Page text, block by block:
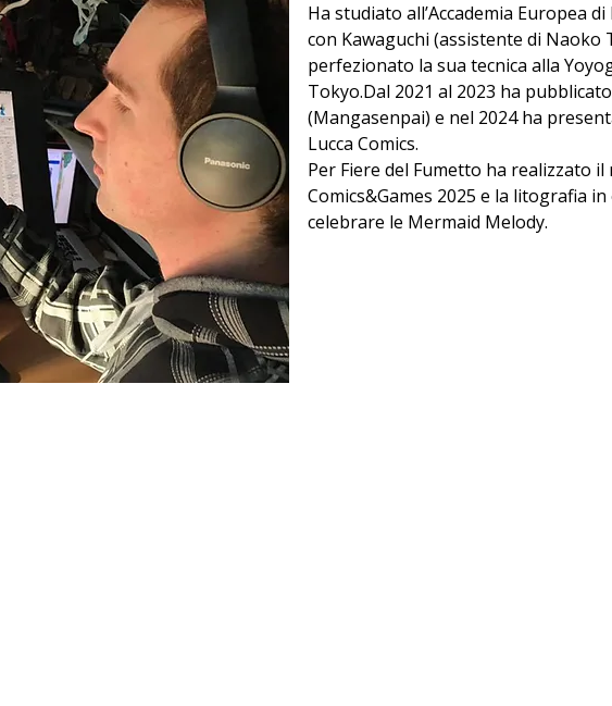
Ha studiato all’Accademia Europea
con Kawaguchi (assistente di
perfezionato la sua tecnica alla
Tokyo.Dal 2021 al 2023 ha
(Mangasenpai) e nel 2024 ha
Lucca Comics.
Per Fiere del Fumetto ha realizzato
Comics&Games 2025 e la litografia
celebrare le Mermaid Melody.